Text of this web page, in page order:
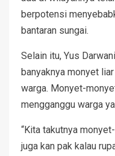
berpotensi
bantaran sungai.
Selain itu, Yus
banyaknya monyet
warga. Monyet-
mengganggu warga
“Kita takutnya
juga kan pak kalau